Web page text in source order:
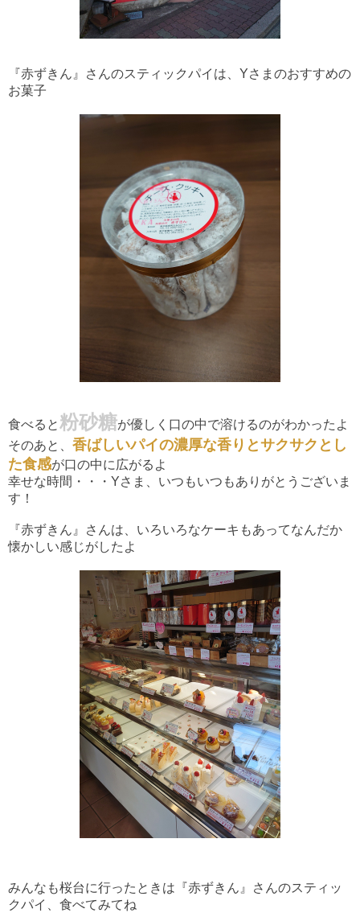
『赤ずきん』さんのスティックパイは、Yさまのおすすめの
お菓子
食べると粉砂糖が優しく口の中で溶けるのがわかったよ
そのあと、 香ばしいパイの濃厚な香りとサクサクとし
た食感が口の中に広がるよ
幸せな時間・・・Yさま、いつもいつもありがとうございま
す！
『赤ずきん』さんは、いろいろなケーキもあってなんだか
懐かしい感じがしたよ
みんなも桜台に行ったときは 『赤ずきん』さんのスティッ
クパイ、食べてみてね